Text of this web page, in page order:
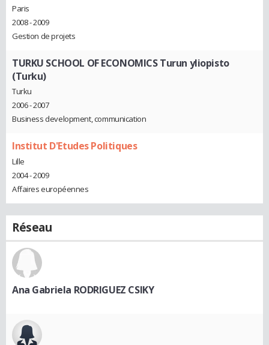
Paris
2008 - 2009
Gestion de projets
TURKU SCHOOL OF ECONOMICS Turun yliopisto
(Turku)
Turku
2006 - 2007
Business development, communication
Institut D'Etudes Politiques
Lille
2004 - 2009
Affaires européennes
Réseau
Ana Gabriela RODRIGUEZ CSIKY